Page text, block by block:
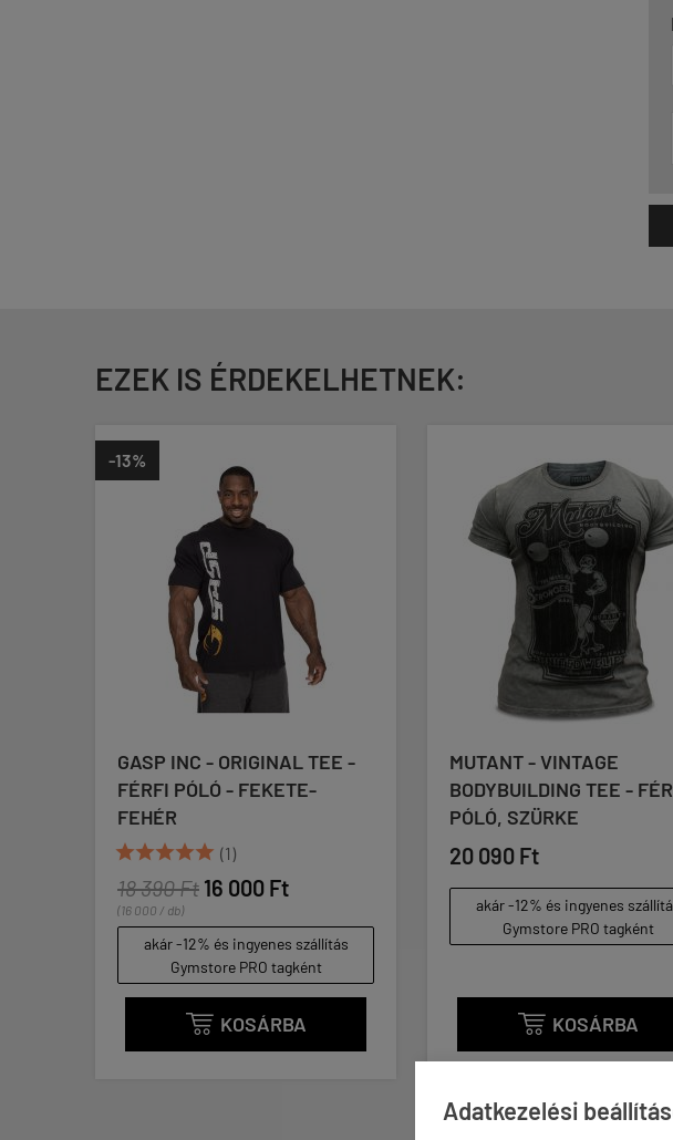
Adatkezelési
EZEK IS ÉRDEKELHETNEK:
TEE -
MUTANT - VINTAGE
BODYBUILDING TEE - FÉRFI
20 090 Ft
Gymstore PRO tagként

GORILLA
WORK OUT
PÓLÓ
akár -12% és
Gymstore
